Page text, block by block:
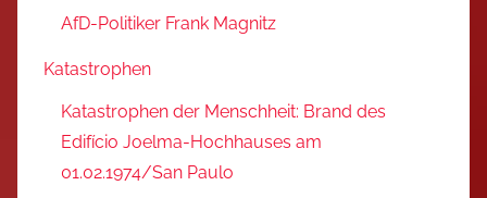
AfD-Politiker Frank Magnitz
Katastrophen
Katastrophen der Menschheit: Brand des
Edifício Joelma-Hochhauses am
01.02.1974/San Paulo